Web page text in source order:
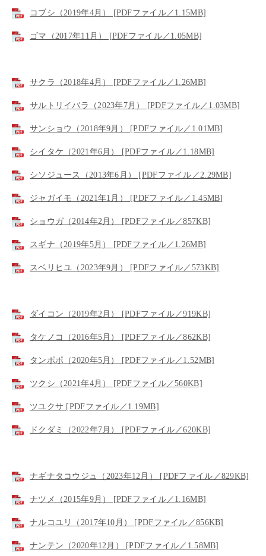
コブシ（2019年4月） [PDFファイル／1.15MB]
ゴマ（2017年11月） [PDFファイル／1.05MB]
サクラ（2018年4月） [PDFファイル／1.26MB]
サルトリイバラ（2023年7月） [PDFファイル／1.03MB]
サンショウ（2018年9月） [PDFファイル／1.01MB]
シイタケ（2021年6月） [PDFファイル／1.18MB]
シソジュース（2013年6月） [PDFファイル／2.29MB]
ジャガイモ（2021年1月） [PDFファイル／1.45MB]
ショウガ（2014年2月） [PDFファイル／857KB]
スギナ（2019年5月） [PDFファイル／1.26MB]
スベリヒユ（2023年9月） [PDFファイル／573KB]
ダイコン（2019年2月） [PDFファイル／919KB]
タケノコ（2016年5月） [PDFファイル／862KB]
タンポポ（2020年5月） [PDFファイル／1.52MB]
ツクシ（2021年4月） [PDFファイル／560KB]
ツユクサ [PDFファイル／1.19MB]
ドクダミ（2022年7月） [PDFファイル／620KB]
ナギナタコウジュ（2023年12月） [PDFファイル／829KB]
ナツメ（2015年9月） [PDFファイル／1.16MB]
ナルコユリ（2017年10月） [PDFファイル／856KB]
ナンテン（2020年12月） [PDFファイル／1.58MB]